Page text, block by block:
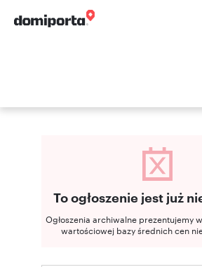
To ogłoszenie jest już
Ogłoszenia archiwalne prezentujemy
wartościowej bazy średnich cen